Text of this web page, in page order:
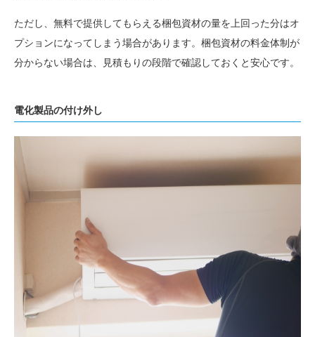
ただし、無料で提供してもらえる梱包資材の量を上回った分はオ
プションになってしまう場合があります。梱包資材の料金体制が
分からない場合は、見積もりの段階で確認しておくと安心です。
電化製品の付け外し